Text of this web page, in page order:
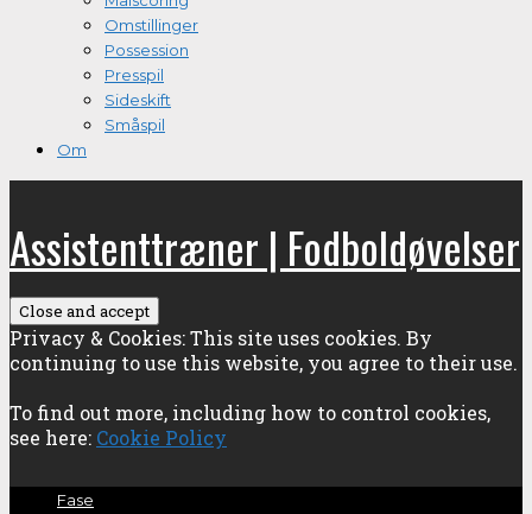
Omstillinger
Possession
Presspil
Sideskift
Småspil
Om
Assistenttræner | Fodboldøvelser
Privacy & Cookies: This site uses cookies. By
continuing to use this website, you agree to their use.
To find out more, including how to control cookies,
see here: Cookie Policy
Fase